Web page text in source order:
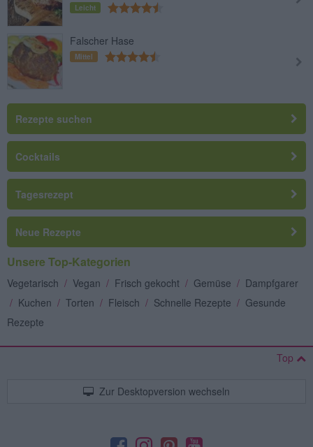
Leicht
Falscher Hase
Mittel
Rezepte suchen
Cocktails
Tagesrezept
Neue Rezepte
Unsere Top-Kategorien
Vegetarisch / Vegan / Frisch gekocht / Gemüse / Dampfgarer
/ Kuchen / Torten / Fleisch / Schnelle Rezepte / Gesunde
Rezepte
Top
Zur Desktopversion wechseln